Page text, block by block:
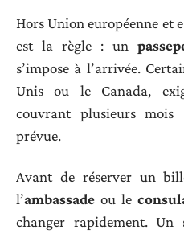
Hors Union européenne et
est la règle : un
s’impose à l’arrivée.
Unis ou le Canada,
couvrant plusieurs
prévue.
Avant de réserver un
l’ambassade ou le
changer rapidement.